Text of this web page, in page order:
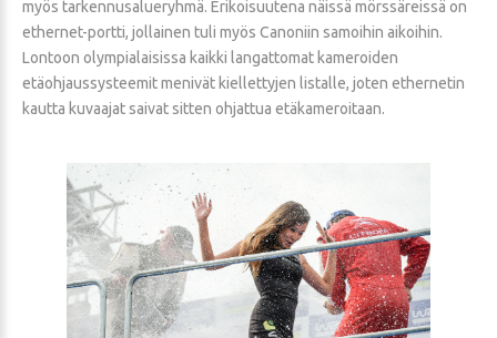
myös tarkennusalueryhmä. Erikoisuutena näissä mörssäreissä on
ethernet-portti, jollainen tuli myös Canoniin samoihin aikoihin.
Lontoon olympialaisissa kaikki langattomat kameroiden
etäohjaussysteemit menivät kiellettyjen listalle, joten ethernetin
kautta kuvaajat saivat sitten ohjattua etäkameroitaan.